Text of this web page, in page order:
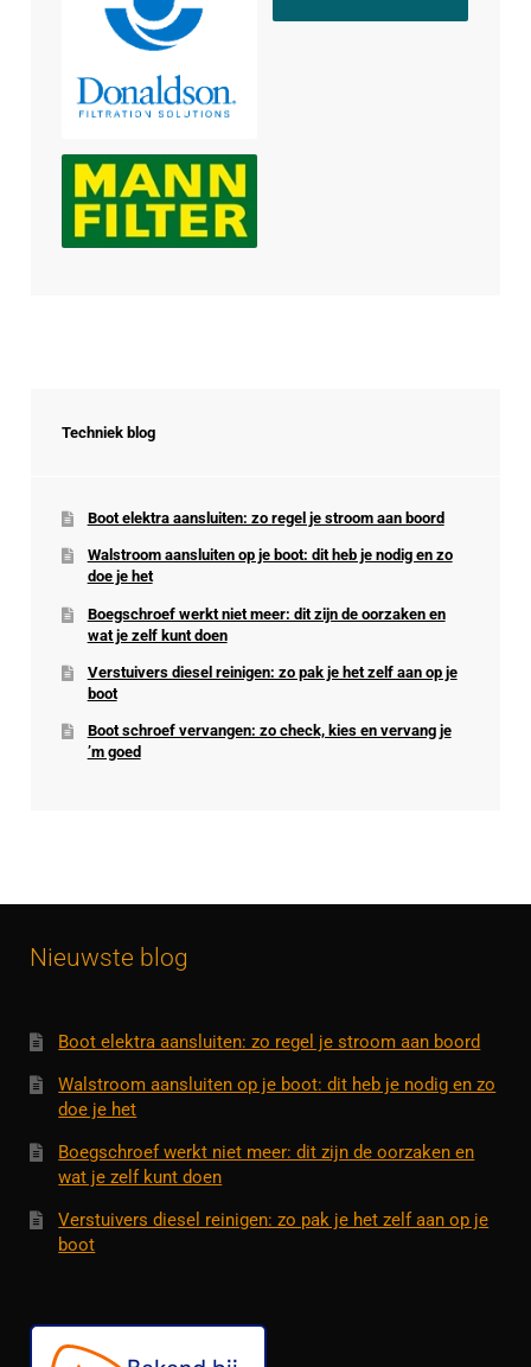
Techniek blog
Boot elektra aansluiten: zo regel je stroom aan boord
Walstroom aansluiten op je boot: dit heb je nodig en zo
doe je het
Boegschroef werkt niet meer: dit zijn de oorzaken en
wat je zelf kunt doen
Verstuivers diesel reinigen: zo pak je het zelf aan op je
boot
Boot schroef vervangen: zo check, kies en vervang je
’m goed
Nieuwste blog
Boot elektra aansluiten: zo regel je stroom aan boord
Walstroom aansluiten op je boot: dit heb je nodig en zo
doe je het
Boegschroef werkt niet meer: dit zijn de oorzaken en
wat je zelf kunt doen
Verstuivers diesel reinigen: zo pak je het zelf aan op je
boot